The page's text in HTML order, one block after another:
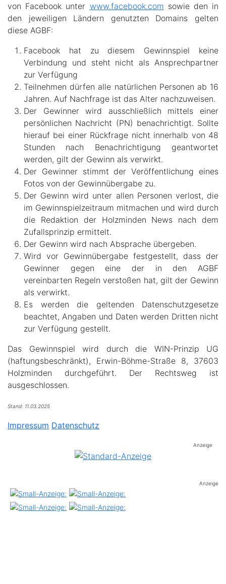
von Facebook unter www.facebook.com sowie den in
den jeweiligen Ländern genutzten Domains gelten
diese AGBF:
Facebook hat zu diesem Gewinnspiel keine
Verbindung und steht nicht als Ansprechpartner
zur Verfügung
Teilnehmen dürfen alle natürlichen Personen ab 16
Jahren. Auf Nachfrage ist das Alter nachzuweisen.
Der Gewinner wird ausschließlich mittels einer
persönlichen Nachricht (PN) benachrichtigt. Sollte
hierauf bei einer Rückfrage nicht innerhalb von 48
Stunden nach Benachrichtigung geantwortet
werden, gilt der Gewinn als verwirkt.
Der Gewinner stimmt der Veröffentlichung eines
Fotos von der Gewinnübergabe zu.
Der Gewinn wird unter allen Personen verlost, die
im Gewinnspielzeitraum mitmachen und wird durch
die Redaktion der Holzminden News nach dem
Zufallsprinzip ermittelt.
Der Gewinn wird nach Absprache übergeben.
Wird vor Gewinnübergabe festgestellt, dass der
Gewinner gegen eine der in den AGBF
vereinbarten Regeln verstoßen hat, gilt der Gewinn
als verwirkt.
Es werden die geltenden Datenschutzgesetze
beachtet, Angaben und Daten werden Dritten nicht
zur Verfügung gestellt.
Das Gewinnspiel wird durch die WIN-Prinzip UG
(haftungsbeschränkt), Erwin-Böhme-Straße 8, 37603
Holzminden durchgeführt. Der Rechtsweg ist
ausgeschlossen.
Stand: 11.03.2025
Impressum Datenschutz
Anzeige
Anzeige